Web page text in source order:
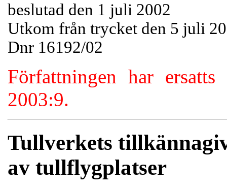
beslutad den 1 juli 2002
Utkom från trycket den 5 juli
Dnr 16192/02
Författningen har
2003:9.
Tullverkets
av tullflygplatser